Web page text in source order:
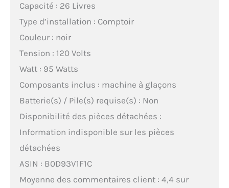
Capacité : 26 Livres
Type d’installation : Comptoir
Couleur : noir
Tension : 120 Volts
Watt : 95 Watts
Composants inclus : machine à glaçons
Batterie(s) / Pile(s) requise(s) : Non
Disponibilité des pièces détachées :
Information indisponible sur les pièces
détachées
ASIN : B0D93V1F1C
Moyenne des commentaires client : 4,4 sur